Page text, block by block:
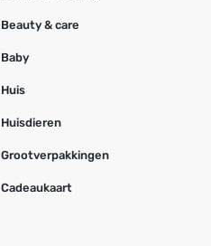
Beauty & care
Baby
Huis
Huisdieren
Grootverpakkingen
Cadeaukaart